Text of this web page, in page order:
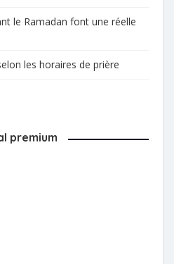
le Ramadan font une réelle
les horaires de prière
premium